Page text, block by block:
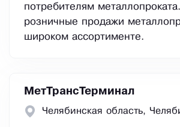
потребителям
розничные продажи
широком ассортименте.
МетТрансТерминал
Челябинская область,